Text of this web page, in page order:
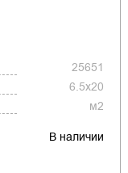
25651
6.5x20
м2
В наличии